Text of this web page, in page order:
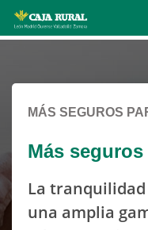
por
favor
MÁS SEGUROS
Más
La
una amplia